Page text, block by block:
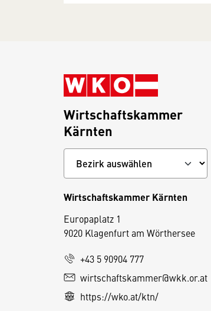
Wirtschaftskammer
Kärnten
Wirtschaftskammer Kärnten
Europaplatz 1
9020 Klagenfurt am Wörthersee
+43 5 90904 777
wirtschaftskammer@wkk.or.at
https://wko.at/ktn/